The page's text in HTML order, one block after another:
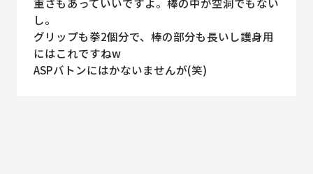
し。
グリップも拳2個分で、棒の部分も長いし護身用
にはこれですねw
ASPバトンにはかないませんが(笑)